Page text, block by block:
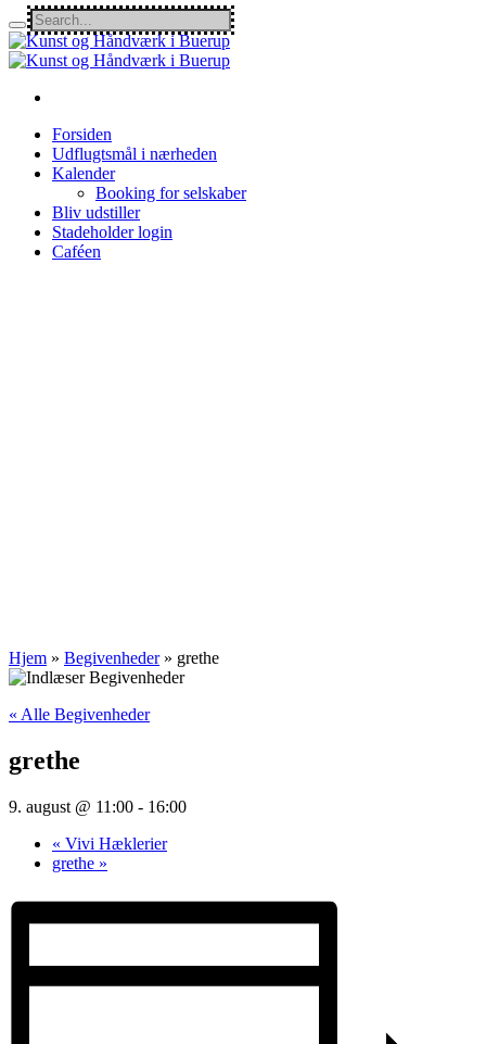
Forsiden
Udflugtsmål i nærheden
Kalender
Booking for selskaber
Bliv udstiller
Stadeholder login
Caféen
Hjem » Begivenheder» grethe
« Alle Begivenheder
grethe
9. august @ 11:00 - 16:00
« Vivi Hæklerier
grethe »